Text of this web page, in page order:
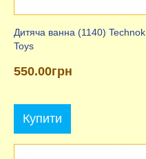
Дитяча ванна (1140) Technok
Toys
550.00грн
Купити